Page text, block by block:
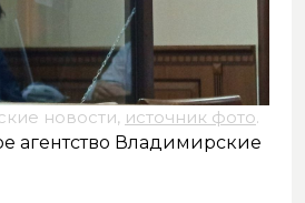
новости, источник фото.
агентство Владимирские